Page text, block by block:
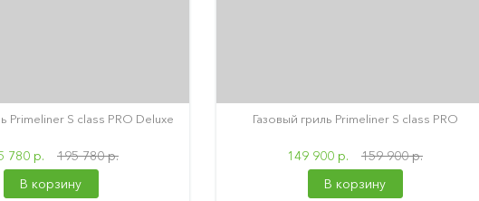
Primeliner S class PRO Deluxe
780 р.
195 780 р.
В корзину
Газовый гриль Primeliner S class PRO
149 900 р.
159 900 р.
В корзину